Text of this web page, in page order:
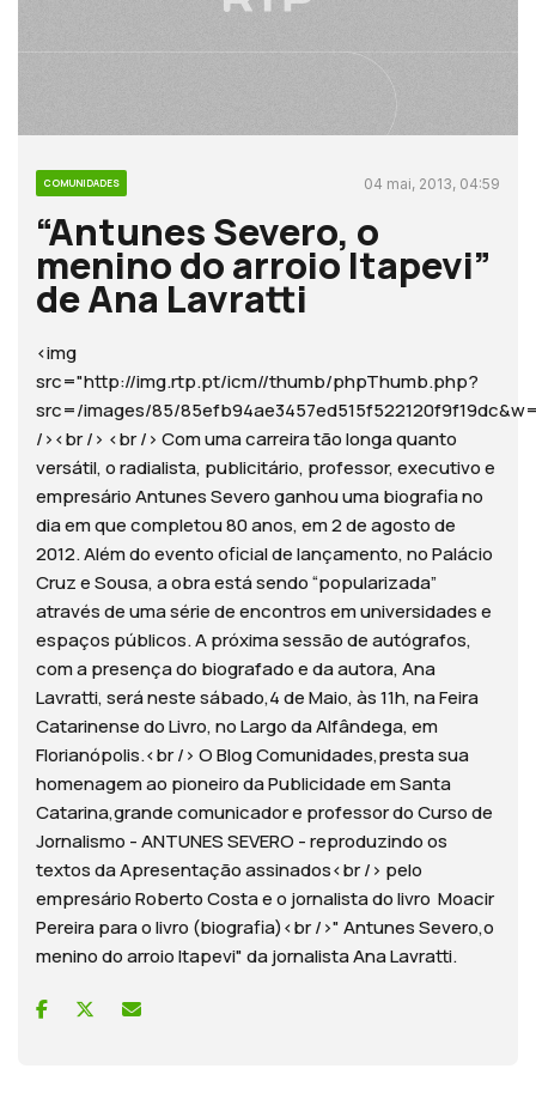
COMUNIDADES 04 mai, 2013, 04:59
“Antunes Severo, o
menino do arroio Itapevi”
de Ana Lavratti
<img
src="http://img.rtp.pt/icm//thumb/phpThumb.php?
src=/images/85/
/><br /> <br /> Com uma carreira tão longa quanto
versátil, o radialista, publicitário, professor, executivo e
empresário Antunes Severo ganhou uma biografia no
dia em que completou 80 anos, em 2 de agosto de
2012. Além do evento oficial de lançamento, no Palácio
Cruz e Sousa, a obra está sendo “popularizada”
através de uma série de encontros em universidades e
espaços públicos. A próxima sessão de autógrafos,
com a presença do biografado e da autora, Ana
Lavratti, será neste sábado,4 de Maio, às 11h, na Feira
Catarinense do Livro, no Largo da Alfândega, em
Florianópolis.<br /> O Blog Comunidades,presta sua
homenagem ao pioneiro da Publicidade em Santa
Catarina,grande comunicador e professor do Curso de
Jornalismo - ANTUNES SEVERO - reproduzindo os
textos da Apresentação assinados<br /> pelo
empresário Roberto Costa e o jornalista do livro Moacir
Pereira para o livro (biografia)<br />" Antunes Severo,o
menino do arroio Itapevi" da jornalista Ana Lavratti.